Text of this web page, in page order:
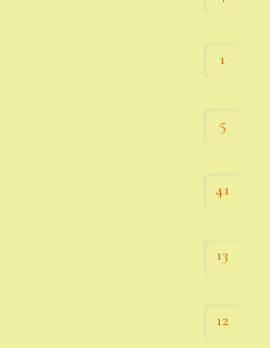
1
5
41
13
12